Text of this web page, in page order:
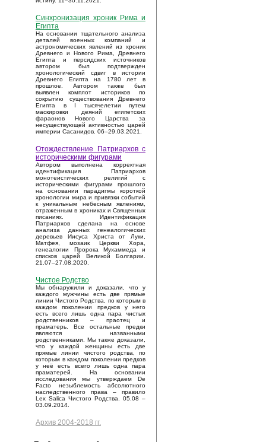
Синхронизация хроник Рима и
Египта
На основании тщательного анализа
деталей военных компаний и
астрономических явлений из хроник
Древнего и Нового Рима, Древнего
Египта и персидских источников
автором был подтвержден
хронологический сдвиг в истории
Древнего Египта на 1780 лет в
прошлое. Автором также был
выявлен комплот историков по
сокрытию существования Древнего
Египта в I тысячелетии путем
маскировки деяний египетских
фараонов Нового Царства за
несуществующей активностью царей
империи Сасанидов. 06–29.03.2021.
Отождествление Патриархов с
историческими фигурами
Автором выполнена корректная
идентификация Патриархов
монотеистических религий с
историческими фигурами прошлого
на основании парадигмы короткой
хронологии мира и привязки событий
к уникальным небесным явлениям,
отраженным в хрониках и Священных
писаниях. Идентификация
Патриархов сделана на основе
анализа данных генеалогических
деревьев Иисуса Христа от Луки,
Матфея, мозаик Церкви Хора,
генеалогии Пророка Мухаммеда и
списков царей Великой Болгарии.
21.07–27.08.2020.
Чистое Родство
Мы обнаружили и доказали, что у
каждого мужчины есть две прямые
линии Чистого Родства, по которым в
каждом поколении предков у него
есть всего лишь одна пара чистых
родственников – праотец и
праматерь. Все остальные предки
являются названными
родственниками. Мы также доказали,
что у каждой женщины есть две
прямые линии чистого родства, по
которым в каждом поколении предков
у неё есть всего лишь одна пара
праматерей. На основании
исследования мы утверждаем De
Facto незыблемость абсолютного
наследственного права – правило
Lex Salica Чистого Родства. 05.08 –
03.09.2014.
Архив 2004-2018 гг.